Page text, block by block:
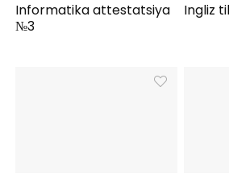
Informatika attestatsiya
№3
Ingliz